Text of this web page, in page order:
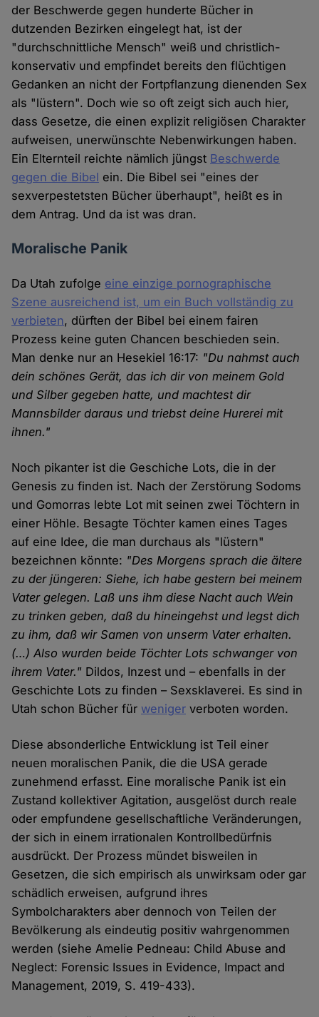
der Beschwerde gegen hunderte Bücher in
dutzenden Bezirken eingelegt hat, ist der
"durchschnittliche Mensch" weiß und christlich-
konservativ und empfindet bereits den flüchtigen
Gedanken an nicht der Fortpflanzung dienenden Sex
als "lüstern". Doch wie so oft zeigt sich auch hier,
dass Gesetze, die einen explizit religiösen Charakter
aufweisen, unerwünschte Nebenwirkungen haben.
Ein Elternteil reichte nämlich jüngst Beschwerde
gegen die Bibel ein. Die Bibel sei "eines der
sexverpestetsten Bücher überhaupt", heißt es in
dem Antrag. Und da ist was dran.
Moralische Panik
Da Utah zufolge eine einzige pornographische
Szene ausreichend ist, um ein Buch vollständig zu
verbieten, dürften der Bibel bei einem fairen
Prozess keine guten Chancen beschieden sein.
Man denke nur an Hesekiel 16:17: "Du nahmst auch
dein schönes Gerät, das ich dir von meinem Gold
und Silber gegeben hatte, und machtest dir
Mannsbilder daraus und triebst deine Hurerei mit
ihnen."
Noch pikanter ist die Geschiche Lots, die in der
Genesis zu finden ist. Nach der Zerstörung Sodoms
und Gomorras lebte Lot mit seinen zwei Töchtern in
einer Höhle. Besagte Töchter kamen eines Tages
auf eine Idee, die man durchaus als "lüstern"
bezeichnen könnte: "Des Morgens sprach die ältere
zu der jüngeren: Siehe, ich habe gestern bei meinem
Vater gelegen. Laß uns ihm diese Nacht auch Wein
zu trinken geben, daß du hineingehst und legst dich
zu ihm, daß wir Samen von unserm Vater erhalten.
(…) Also wurden beide Töchter Lots schwanger von
ihrem Vater." Dildos, Inzest und – ebenfalls in der
Geschichte Lots zu finden – Sexsklaverei. Es sind in
Utah schon Bücher für weniger verboten worden.
Diese absonderliche Entwicklung ist Teil einer
neuen moralischen Panik, die die USA gerade
zunehmend erfasst. Eine moralische Panik ist ein
Zustand kollektiver Agitation, ausgelöst durch reale
oder empfundene gesellschaftliche Veränderungen,
der sich in einem irrationalen Kontrollbedürfnis
ausdrückt. Der Prozess mündet bisweilen in
Gesetzen, die sich empirisch als unwirksam oder gar
schädlich erweisen, aufgrund ihres
Symbolcharakters aber dennoch von Teilen der
Bevölkerung als eindeutig positiv wahrgenommen
werden (siehe Amelie Pedneau: Child Abuse and
Neglect: Forensic Issues in Evidence, Impact and
Management, 2019, S. 419-433).